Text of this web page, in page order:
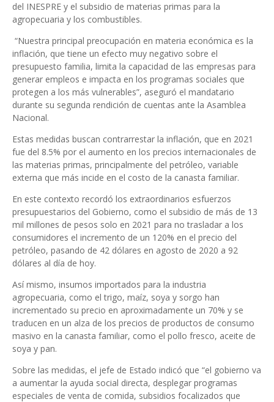
del INESPRE y el subsidio de materias primas para la
agropecuaria y los combustibles.
“Nuestra principal preocupación en materia económica es la
inflación, que tiene un efecto muy negativo sobre el
presupuesto familia, limita la capacidad de las empresas para
generar empleos e impacta en los programas sociales que
protegen a los más vulnerables”, aseguró el mandatario
durante su segunda rendición de cuentas ante la Asamblea
Nacional.
Estas medidas buscan contrarrestar la inflación, que en 2021
fue del 8.5% por el aumento en los precios internacionales de
las materias primas, principalmente del petróleo, variable
externa que más incide en el costo de la canasta familiar.
En este contexto recordó los extraordinarios esfuerzos
presupuestarios del Gobierno, como el subsidio de más de 13
mil millones de pesos solo en 2021 para no trasladar a los
consumidores el incremento de un 120% en el precio del
petróleo, pasando de 42 dólares en agosto de 2020 a 92
dólares al día de hoy.
Así mismo, insumos importados para la industria
agropecuaria, como el trigo, maíz, soya y sorgo han
incrementado su precio en aproximadamente un 70% y se
traducen en un alza de los precios de productos de consumo
masivo en la canasta familiar, como el pollo fresco, aceite de
soya y pan.
Sobre las medidas, el jefe de Estado indicó que “el gobierno va
a aumentar la ayuda social directa, desplegar programas
especiales de venta de comida, subsidios focalizados que